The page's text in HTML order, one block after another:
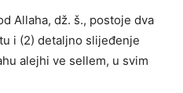
Allaha, dž. š., postoje dva
i (2) detaljno slijeđenje
alejhi ve sellem, u svim